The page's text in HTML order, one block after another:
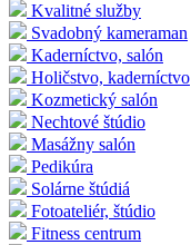
Kvalitné služby
Svadobný kameraman
Kaderníctvo, salón
Holičstvo, kaderníctvo
Kozmetický salón
Nechtové štúdio
Masážny salón
Pedikúra
Solárne štúdiá
Fotoateliér, štúdio
Fitness centrum